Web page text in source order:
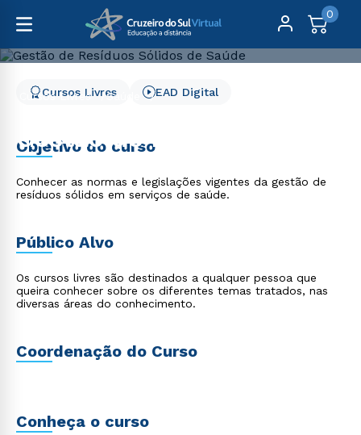
0
Cursos Livres
Saúde
Gestão de Resíduos
Sólidos de Saúde
Cursos Livres EAD Digital
Objetivo do curso
Conhecer as normas e legislações vigentes da gestão de
resíduos sólidos em serviços de saúde.
Público Alvo
Os cursos livres são destinados a qualquer pessoa que
queira conhecer sobre os diferentes temas tratados, nas
diversas áreas do conhecimento.
Coordenação do Curso
Conheça o curso